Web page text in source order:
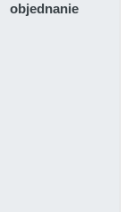
objednanie